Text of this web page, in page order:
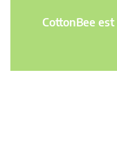
CottonBee